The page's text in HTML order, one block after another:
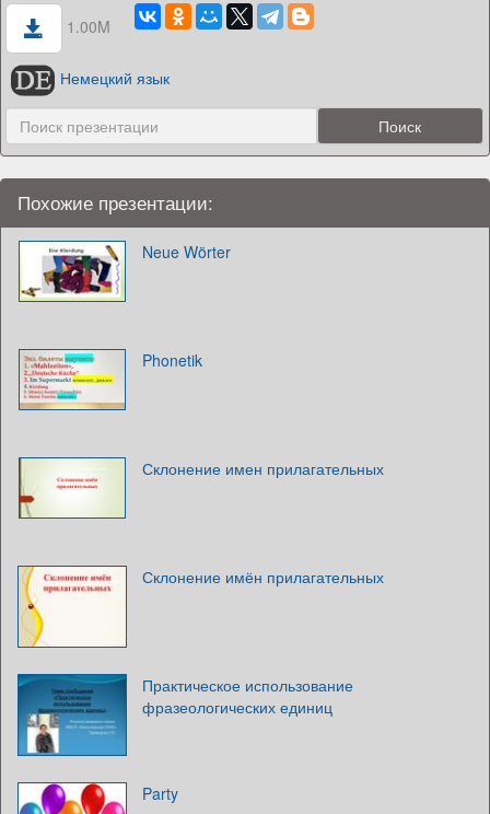
1.00M
Немецкий язык
Похожие презентации:
Neue Wörter
Phonetik
Склонение имен прилагательных
Склонение имён прилагательных
Практическое использование
фразеологических единиц
Party